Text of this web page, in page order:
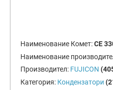
Наименование Комет:CE
Наименование
Производител: FUJICON
Категория: Кондензатори